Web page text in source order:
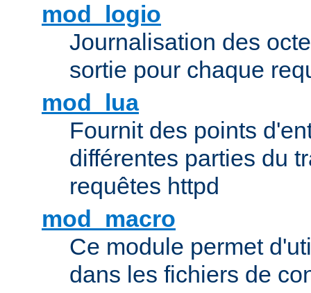
mod_logio
Journalisation des
sortie pour chaque
mod_lua
Fournit des points
différentes parties du
requêtes httpd
mod_macro
Ce module permet
dans les fichiers de